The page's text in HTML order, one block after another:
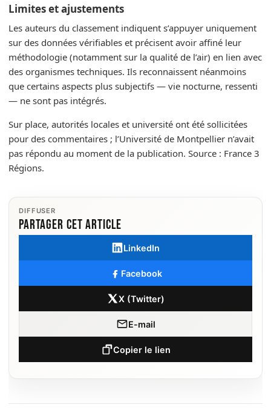
Limites et ajustements
Les auteurs du classement indiquent s’appuyer uniquement
sur des données vérifiables et précisent avoir affiné leur
méthodologie (notamment sur la qualité de l’air) en lien avec
des organismes techniques. Ils reconnaissent néanmoins
que certains aspects plus subjectifs — vie nocturne, ressenti
— ne sont pas intégrés.
Sur place, autorités locales et université ont été sollicitées
pour des commentaires ; l’Université de Montpellier n’avait
pas répondu au moment de la publication. Source : France 3
Régions.
DIFFUSER
Partager cet article
LinkedIn
Facebook
X (Twitter)
E-mail
Copier le lien